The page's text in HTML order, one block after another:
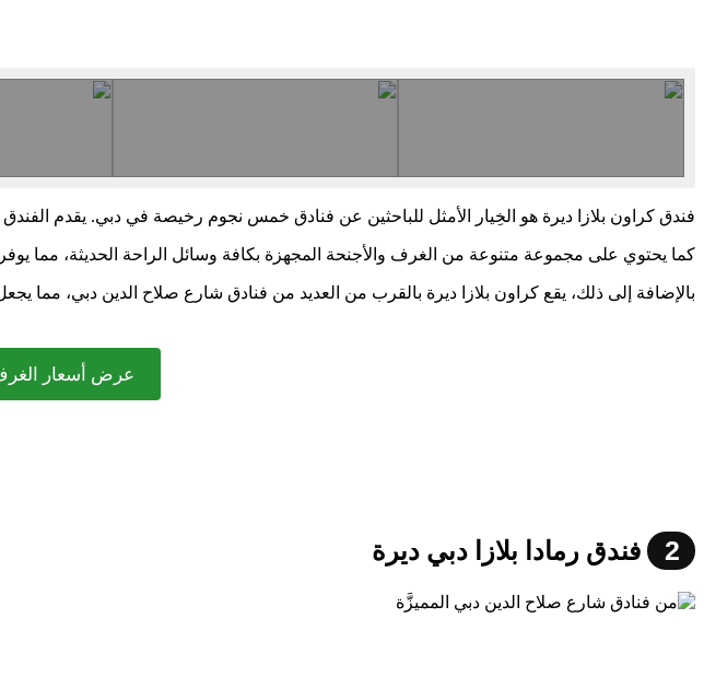
فندق كراون بلازا ديرة هو الخِيار الأمثل للباحثين عن فنادق خمس نجوم رخيصة في دبي. يقدم
كما يحتوي على مجموعة متنوعة من الغرف والأجنحة المجهزة بكافة وسائل الراحة الحديثة، مما
بالإضافة إلى ذلك، يقع كراون بلازا ديرة بالقرب من العديد من فنادق شارع صلاح الدين دبي، مما
عرض أسعار
2 فندق رمادا بلازا دبي ديرة